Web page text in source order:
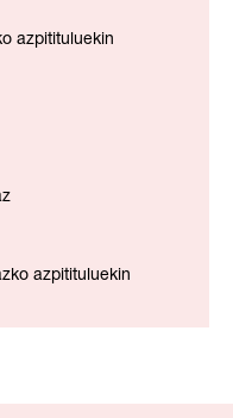
azpitituluekin
azpitituluekin